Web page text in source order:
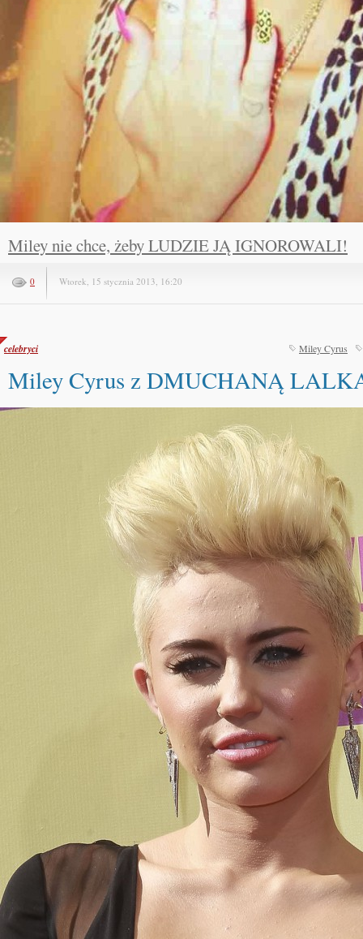
Miley nie chce, żeby LUDZIE JĄ IGNOROWALI!
0 Wtorek, 15 stycznia 2013, 16:20
celebryci Miley Cyrus
Miley Cyrus z DMUCHANĄ